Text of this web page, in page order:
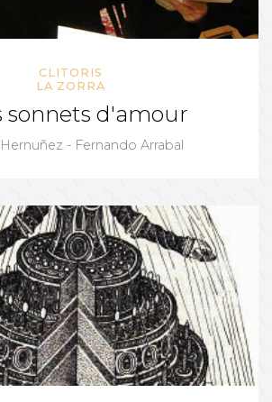
CLITORIS
LA ZORRA
sonnets d'amour
- Fernando Arrabal